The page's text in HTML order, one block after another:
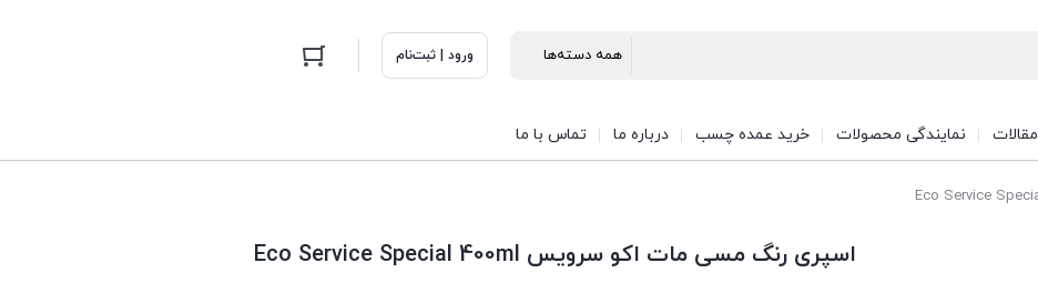
ورود | ثبت‌نام
مقالات نمایندگی محصولات خرید عمده چسب درباره ما تماس با ما
اسپری رنگ مسی مات اکو سرویس Eco Service Special 400ml